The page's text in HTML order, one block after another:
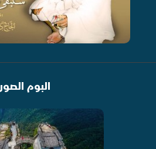
البوم الصور